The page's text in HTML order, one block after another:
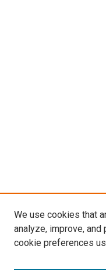
We use cookies that
analyze, improve, and
cookie preferences